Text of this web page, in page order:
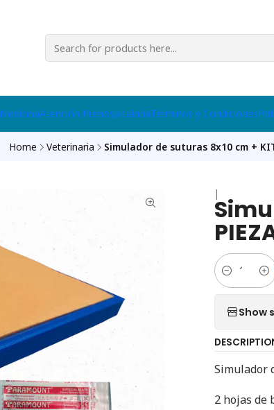
MedicinaAtención PrehospitalariaTérminos y Condiciones
Home Veterinaria Simulador de suturas 8x10 cm +
|
Quantity
Show
Simulador
2 hojas de